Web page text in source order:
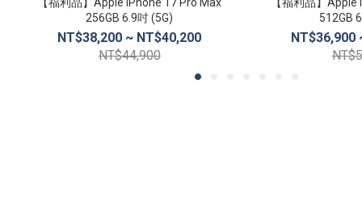
256GB 6.9吋 (5G)
NT$38,200 ~ NT$40,200
NT$44,900
512GB
NT$36,900